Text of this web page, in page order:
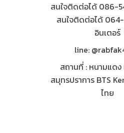
สนใจติดต่อได้ 086-
สนใจติดต่อได้
อินเตอร์
line:
สถานที่ : หนามแดง
สมุทรปราการ BTS
ไทย